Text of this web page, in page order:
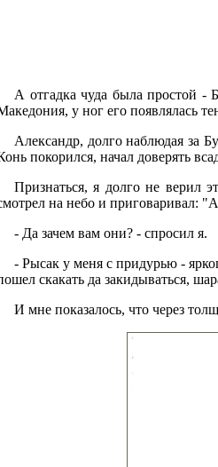
А отгадка чуда была простой -
у ног его появлялась
Александр, долго наблюдая за
покорился, начал доверять
Признаться, я долго не верил
на небо и приговаривал:
- Да зачем вам они? - спросил я.
- Рысак у меня с придурью -
скакать да закидываться,
И мне показалось, что через